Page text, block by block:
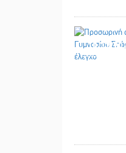
10/12/